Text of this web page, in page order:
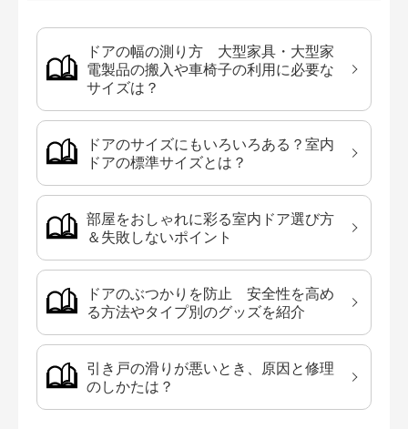
ドアの幅の測り方 大型家具・大型家
電製品の搬入や車椅子の利用に必要な
サイズは？
ドアのサイズにもいろいろある？室内
ドアの標準サイズとは？
部屋をおしゃれに彩る室内ドア選び方
＆失敗しないポイント
ドアのぶつかりを防止 安全性を高め
る方法やタイプ別のグッズを紹介
引き戸の滑りが悪いとき、原因と修理
のしかたは？